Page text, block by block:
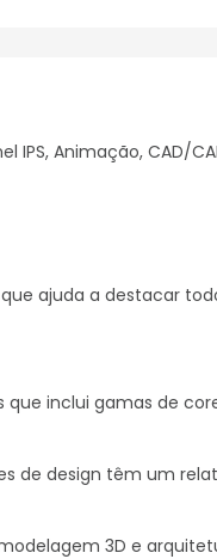
IPS, Animação, CAD/
que ajuda a destacar
inclui gamas de cores
de design têm um
3D e